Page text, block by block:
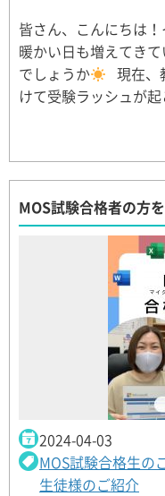
皆さん、こんにちは
暖かい日も増えてき
でしょうか
現在、
けて受験ラッシュが
MOS試験合格者の方
2024-04-03
MOS試験合格生の
生徒様のご紹介